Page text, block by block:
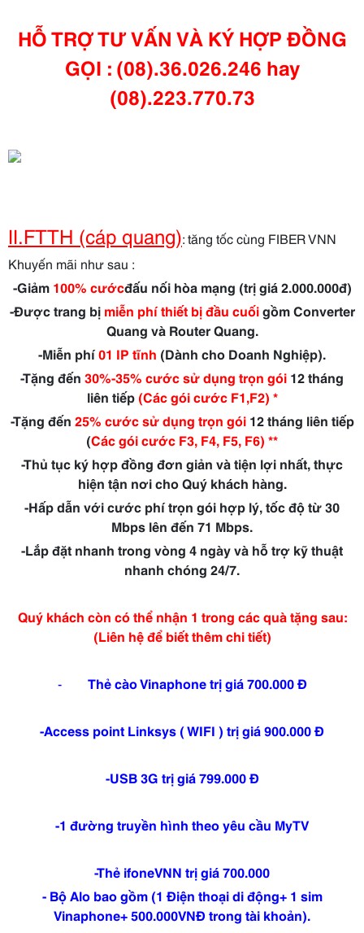
HỖ TRỢ TƯ VẤN VÀ KÝ HỢP ĐỒNG
GỌI : (08).36.026.246 hay
(08).223.770.73
II.FTTH (cáp quang):tăng tốc cùng FIBER VNN
Khuyến mãi như sau :
-Giảm 100% cướcđấu nối hòa mạng (trị giá 2.000.000đ)
-Được trang bị miễn phí thiết bị đầu cuốigồm Converter
Quang và Router Quang.
-Miễn phí01 IP tĩnh (Dành cho Doanh Nghiệp).
-Tặng đến 30%-35% cước sử dụng trọn gói 12 tháng
liên tiếp (Các gói cước F1,F2) *
-Tặng đến 25% cước sử dụng trọn gói12 tháng liên tiếp
(Các gói cước F3, F4, F5, F6) **
-Thủ tục ký hợp đồng đơn giản và tiện lợi nhất, thực
hiện tận nơi cho Quý khách hàng.
-Hấp dẫn với cước phí trọn gói hợp lý, tốc độ từ 30
Mbps lên đến 71 Mbps.
-Lắp đặt nhanh trong vòng 4 ngày và hỗ trợ kỹ thuật
nhanh chóng 24/7.
Quý khách còn có thể nhận 1 trong các quà tặng sau:
(Liên hệ để biết thêm chi tiết)
- Thẻ cào Vinaphone trị giá 700.000 Đ
-Access point Linksys ( WIFI ) trị giá 900.000 Đ
-USB 3G trị giá 799.000 Đ
-1 đường truyền hình theo yêu cầu MyTV
-Thẻ ifoneVNN trị giá 700.000
- Bộ Alo bao gồm (1 Điện thoại di động+ 1 sim
Vinaphone+ 500.000VNĐ trong tài khoản).